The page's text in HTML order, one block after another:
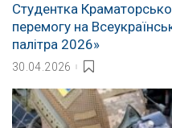
Студентка
перемогу на
палітра 2026»
30.04.2026